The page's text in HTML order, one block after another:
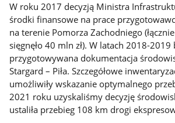
W roku 2017 decyzją Ministra
środki finansowe na prace
na terenie Pomorza Zachodniego
sięgnęło 40 mln zł). W latach 2018-2019
przygotowywana dokumentacja
Stargard – Piła. Szczegółowe
umożliwiły wskazanie optymalnego
2021 roku uzyskaliśmy decyzję
ustaliła przebieg 108 km drogi